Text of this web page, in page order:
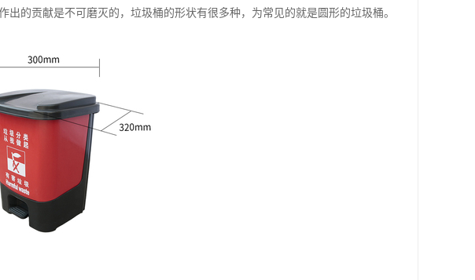
的贡献是不可磨灭的，垃圾桶的形状有很多种，为常见的就是圆形的垃圾桶。